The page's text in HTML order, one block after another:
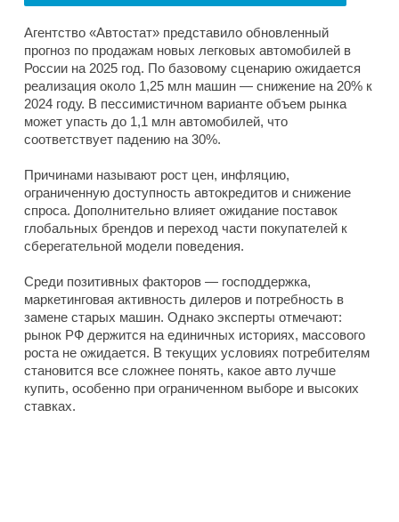
Агентство «Автостат» представило обновленный
прогноз по продажам новых легковых автомобилей в
России на 2025 год. По базовому сценарию ожидается
реализация около 1,25 млн машин — снижение на 20% к
2024 году. В пессимистичном варианте объем рынка
может упасть до 1,1 млн автомобилей, что
соответствует падению на 30%.
Причинами называют рост цен, инфляцию,
ограниченную доступность автокредитов и снижение
спроса. Дополнительно влияет ожидание поставок
глобальных брендов и переход части покупателей к
сберегательной модели поведения.
Среди позитивных факторов — господдержка,
маркетинговая активность дилеров и потребность в
замене старых машин. Однако эксперты отмечают:
рынок РФ держится на единичных историях, массового
роста не ожидается. В текущих условиях потребителям
становится все сложнее понять, какое авто лучше
купить, особенно при ограниченном выборе и высоких
ставках.